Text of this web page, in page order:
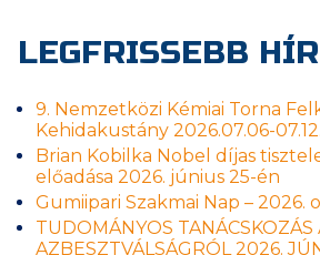
LEGFRISSEBB
9. Nemzetközi Kémiai Torna
Kehidakustány 2026.07.06-07.12.
Brian Kobilka Nobel díjas
előadása 2026. június 25-én
Gumiipari Szakmai Nap – 2026.
TUDOMÁNYOS TANÁCSKOZÁS
AZBESZTVÁLSÁGRÓL 2026.